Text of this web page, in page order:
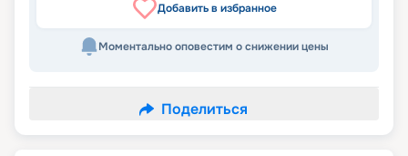
Добавить в избранное
Моментально оповестим о снижении цены
Поделиться